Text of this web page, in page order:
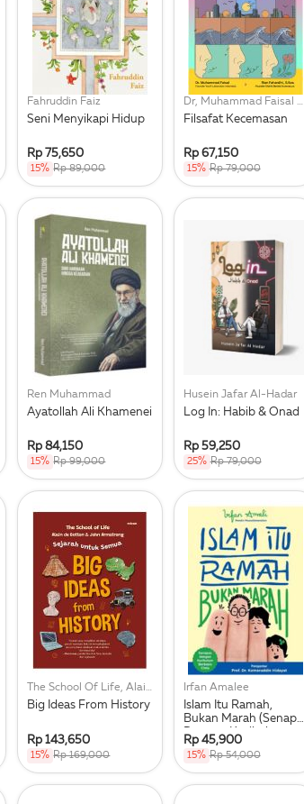
Fahruddin Faiz
Seni Menyikapi Hidup
Rp 75,650
15% Rp 89,000
Dr, Muhammad Faisal Dan Rian Fahardhi, S.sos
Filsafat Kecemasan
Rp 67,150
15% Rp 79,000
Ren Muhammad
Ayatollah Ali Khamenei
Rp 84,150
15% Rp 99,000
Husein Jafar Al-Hadar
Log In: Habib & Onad
Rp 59,250
25% Rp 79,000
The School Of Life, Alain De Botton, John Armstrong
Big Ideas From History
Rp 143,650
15% Rp 169,000
Irfan Amalee
Islam Itu Ramah,
Bukan Marah (Senapas
Dengan Kurikulum
Berbasis Cinta)
Rp 45,900
15% Rp 54,000